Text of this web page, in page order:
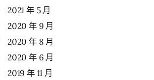
2021 年 5 月
2020 年 9 月
2020 年 8 月
2020 年 6 月
2019 年 11 月